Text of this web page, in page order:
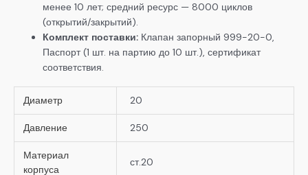
менее 10 лет; средний ресурс — 8000 циклов
(открытий/закрытий).
Комплект поставки: Клапан запорный 999-20-0,
Паспорт (1 шт. на партию до 10 шт.), сертификат
соответствия.
Диаметр 20
Давление 250
Материал
корпуса
ст.20